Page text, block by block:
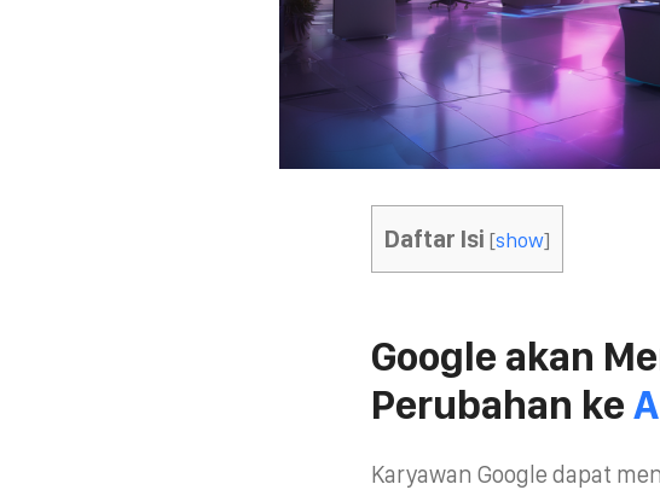
Daftar Isi [show]
Google akan
Perubahan ke
Karyawan Google dapat